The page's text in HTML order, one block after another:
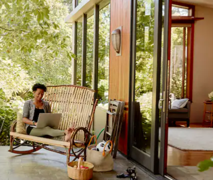
le bas pour les parcourir ou en appuyant et en faisant glisser.